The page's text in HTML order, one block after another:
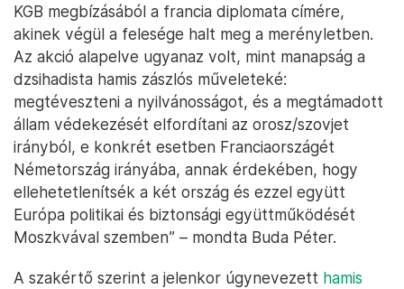
KGB megbízásából a francia diplomata címére,
akinek végül a felesége halt meg a merényletben.
Az akció alapelve ugyanaz volt, mint manapság a
dzsihadista hamis zászlós műveleteké:
megtéveszteni a nyilvánosságot, és a megtámadott
állam védekezését elfordítani az orosz/szovjet
irányból, e konkrét esetben Franciaországét
Németország irányába, annak érdekében, hogy
ellehetetlenítsék a két ország és ezzel együtt
Európa politikai és biztonsági együttműködését
Moszkvával szemben” – mondta Buda Péter.
A szakértő szerint a jelenkor úgynevezett hamis